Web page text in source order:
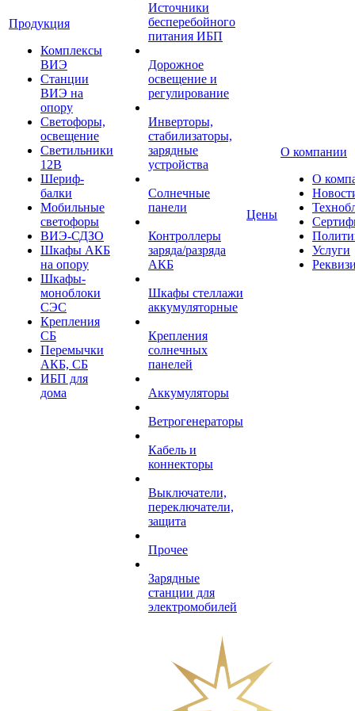
Продукция
Комплексы
ВИЭ
Станции
ВИЭ на
опору
Светофоры,
освещение
Светильники
12В
Шериф-
балки
Мобильные
светофоры
ВИЭ-СДЗО
Шкафы АКБ
на опору
Шкафы-
моноблоки
СЭС
Крепления
СБ
Перемычки
АКБ, СБ
ИБП для
дома
Источники
бесперебойного
питания ИБП
Дорожное
освещение и
регулирование
Инверторы,
стабилизаторы,
зарядные
устройства
Солнечные
панели
Контроллеры
заряда/разряда
АКБ
Шкафы стеллажи
аккумуляторные
Крепления
солнечных
панелей
Аккумуляторы
Ветрогенераторы
Кабель и
коннекторы
Выключатели,
переключатели,
защита
Прочее
Зарядные
станции для
электромобилей
Цены
О компании
О
Услуги